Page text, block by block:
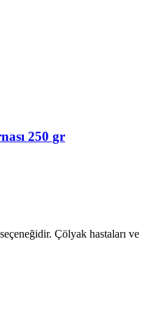
250 gr
Çölyak hastaları